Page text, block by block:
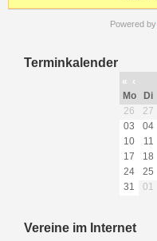
Powered by
Terminkalender
« ‹
Mo
Di
26
27
03
04
10
11
17
18
24
25
31
01
Vereine im Internet